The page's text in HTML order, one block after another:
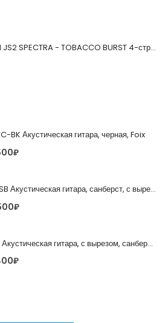
JACKSON JS2 SPECTRA - TOBACCO BURST 4-струнная бас-гитара
BK Акустическая гитара, черная, Foix
₽
FFG-1040SB Акустическая гитара, санберст, с вырезом, Foix
₽
C901T-BS Акустическая гитара, с вырезом, санберст, Caraya
₽